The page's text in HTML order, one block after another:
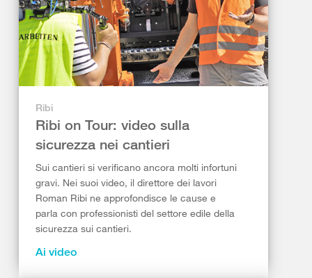
Ribi
Ribi on Tour: video sulla
sicurezza nei cantieri
Sui cantieri si verificano ancora molti infortuni
gravi. Nei suoi video, il direttore dei lavori
Roman Ribi ne approfondisce le cause e
parla con professionisti del settore edile della
sicurezza sui cantieri.
Ai video